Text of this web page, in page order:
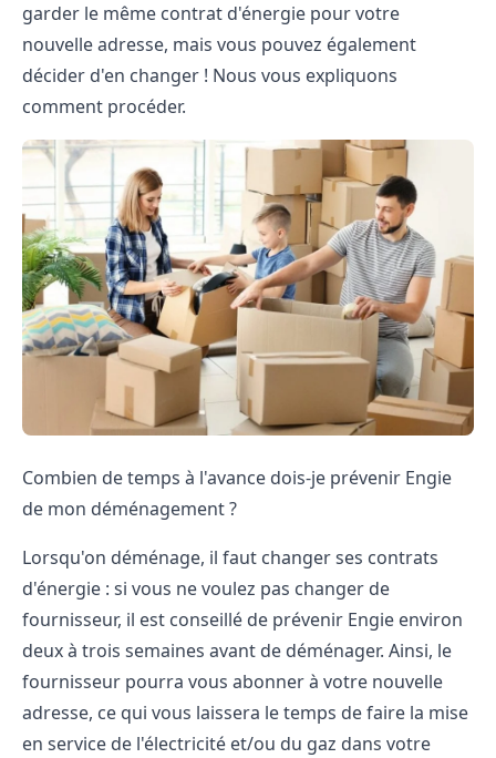
garder le même contrat d'énergie pour votre
nouvelle adresse, mais vous pouvez également
décider d'en changer ! Nous vous expliquons
comment procéder.
Combien de temps à l'avance dois-je prévenir Engie
de mon déménagement ?
Lorsqu'on déménage, il faut changer ses contrats
d'énergie : si vous ne voulez pas changer de
fournisseur, il est conseillé de prévenir Engie environ
deux à trois semaines avant de déménager. Ainsi, le
fournisseur pourra vous abonner à votre nouvelle
adresse, ce qui vous laissera le temps de faire la mise
en service de l'électricité et/ou du gaz dans votre